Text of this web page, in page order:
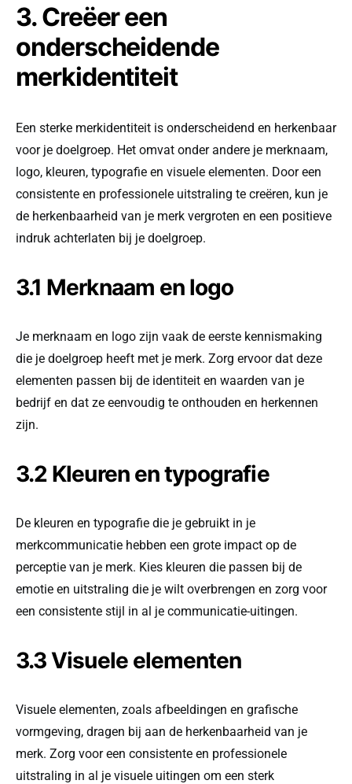
3. Creëer een
onderscheidende
merkidentiteit
Een sterke merkidentiteit is onderscheidend en herkenbaar
voor je doelgroep. Het omvat onder andere je merknaam,
logo, kleuren, typografie en visuele elementen. Door een
consistente en professionele uitstraling te creëren, kun je
de herkenbaarheid van je merk vergroten en een positieve
indruk achterlaten bij je doelgroep.
3.1 Merknaam en logo
Je merknaam en logo zijn vaak de eerste kennismaking
die je doelgroep heeft met je merk. Zorg ervoor dat deze
elementen passen bij de identiteit en waarden van je
bedrijf en dat ze eenvoudig te onthouden en herkennen
zijn.
3.2 Kleuren en typografie
De kleuren en typografie die je gebruikt in je
merkcommunicatie hebben een grote impact op de
perceptie van je merk. Kies kleuren die passen bij de
emotie en uitstraling die je wilt overbrengen en zorg voor
een consistente stijl in al je communicatie-uitingen.
3.3 Visuele elementen
Visuele elementen, zoals afbeeldingen en grafische
vormgeving, dragen bij aan de herkenbaarheid van je
merk. Zorg voor een consistente en professionele
uitstraling in al je visuele uitingen om een sterk